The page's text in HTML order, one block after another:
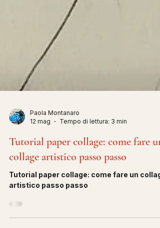
Paola Montanaro
12 mag
Tempo di lettura: 3 min
Tutorial paper collage: come fare un
collage artistico passo passo
artistico passo passo